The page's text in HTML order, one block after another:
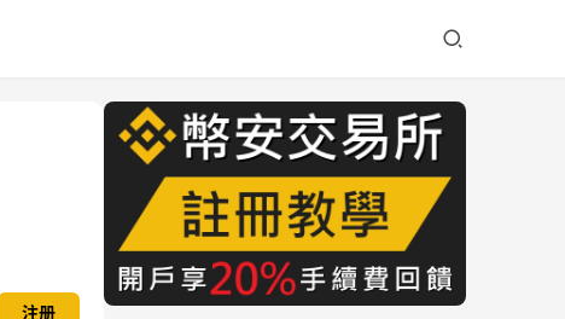
注册